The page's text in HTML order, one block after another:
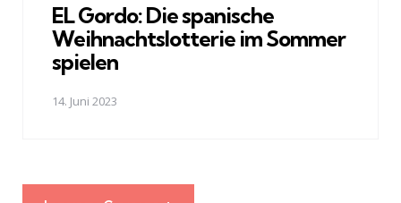
EL Gordo: Die spanische
Weihnachtslotterie im Sommer
spielen
14. Juni 2023